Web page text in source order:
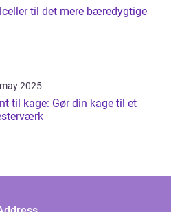
til det mere bæredygtige
2025
til kage: Gør din kage til et